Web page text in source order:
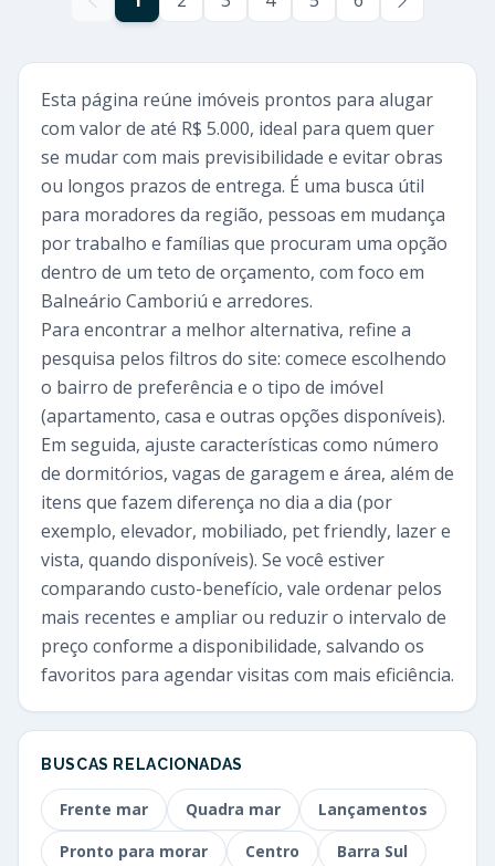
Esta página reúne imóveis prontos para alugar
com valor de até R$ 5.000, ideal para quem quer
se mudar com mais previsibilidade e evitar obras
ou longos prazos de entrega. É uma busca útil
para moradores da região, pessoas em mudança
por trabalho e famílias que procuram uma opção
dentro de um teto de orçamento, com foco em
Balneário Camboriú e arredores.
Para encontrar a melhor alternativa, refine a
pesquisa pelos filtros do site: comece escolhendo
o bairro de preferência e o tipo de imóvel
(apartamento, casa e outras opções disponíveis).
Em seguida, ajuste características como número
de dormitórios, vagas de garagem e área, além de
itens que fazem diferença no dia a dia (por
exemplo, elevador, mobiliado, pet friendly, lazer e
vista, quando disponíveis). Se você estiver
comparando custo-benefício, vale ordenar pelos
mais recentes e ampliar ou reduzir o intervalo de
preço conforme a disponibilidade, salvando os
favoritos para agendar visitas com mais eficiência.
BUSCAS RELACIONADAS
Frente mar Quadra mar
Lançamentos
Pronto para morar
Centro
Barra Sul